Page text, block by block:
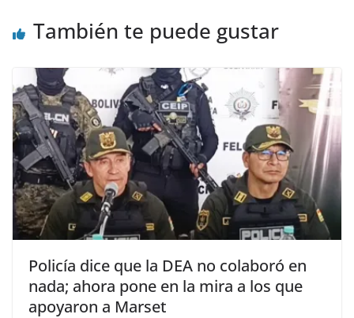
También te puede gustar
Policía dice que la DEA no colaboró en
nada; ahora pone en la mira a los que
apoyaron a Marset